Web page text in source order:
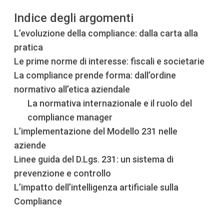
Indice degli argomenti
L’evoluzione della compliance: dalla carta alla
pratica
Le prime norme di interesse: fiscali e societarie
La compliance prende forma: dall’ordine
normativo all’etica aziendale
La normativa internazionale e il ruolo del
compliance manager
L’implementazione del Modello 231 nelle
aziende
Linee guida del D.Lgs. 231: un sistema di
prevenzione e controllo
L’impatto dell’intelligenza artificiale sulla
Compliance